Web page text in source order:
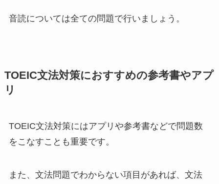
音読については全ての問題で行いましょう。
TOEIC文法対策におすすめの参考書やアプ
リ
TOEIC文法対策にはアプリや参考書などで問題数
をこなすことも重要です。
また、文法問題でわからない項目があれば、文法